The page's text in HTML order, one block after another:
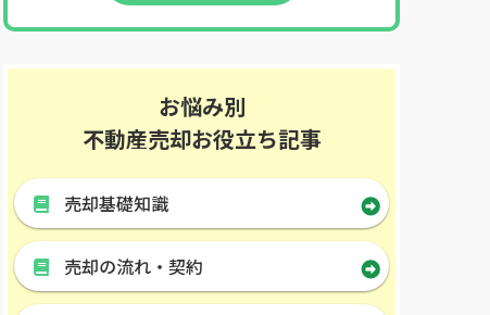
お悩み別
不動産売却お役立ち記事
売却基礎知識
売却の流れ・契約